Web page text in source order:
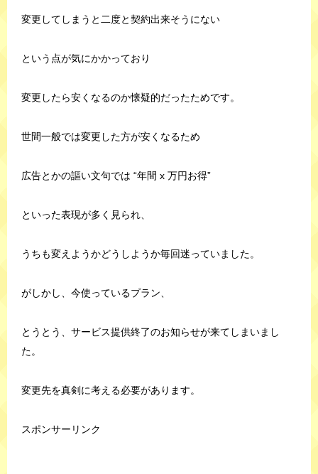
変更してしまうと二度と契約出来そうにない
という点が気にかかっており
変更したら安くなるのか懐疑的だったためです。
世間一般では変更した方が安くなるため
広告とかの謳い文句では “年間 x 万円お得”
といった表現が多く見られ、
うちも変えようかどうしようか毎回迷っていました。
がしかし、今使っているプラン、
とうとう、サービス提供終了のお知らせが来てしまいまし
た。
変更先を真剣に考える必要があります。
スポンサーリンク